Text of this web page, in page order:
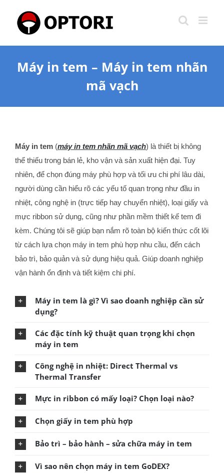
content
Máy in tem – Máy in tem nhãn
mã vạch
Máy in tem(máy in tem nhãn mã vạch) là thiết bị không
thể thiếu trong bán lẻ, kho vận và sản xuất hiện đại. Tuy
nhiên, để chọn đúng máy phù hợp và tối ưu chi phí lâu dài,
người dùng cần hiểu rõ các yếu tố quan trọng như đầu in
nhiệt, công nghệ in (trực tiếp hay chuyển nhiệt), loại giấy và
mực ribbon sử dụng, cũng như phần mềm thiết kế tem đi
kèm. Chúng tôi sẽ giúp bạn nắm rõ toàn bộ kiến thức cốt lõi
từ cách lựa chọn máy in tem phù hợp nhu cầu, đến cách
bảo trì, bảo quản và sử dụng hiệu quả. Giúp doanh nghiệp
vận hành ổn định và tiết kiệm chi phí.
Máy in tem là gì? Vì sao doanh nghiệp cần sử
dụng?
Các đặc tính kỹ thuật quan trọng khi chọn
máy in tem
Công nghệ in nhiệt: Direct Thermal vs
Thermal Transfer
Mực in ribbon có mấy loại? Chọn loại nào?
Chọn giấy in tem phù hợp
Bảo trì – bảo hành – sửa chữa máy in tem
Vì sao nên chọn máy in tem GoDEX?